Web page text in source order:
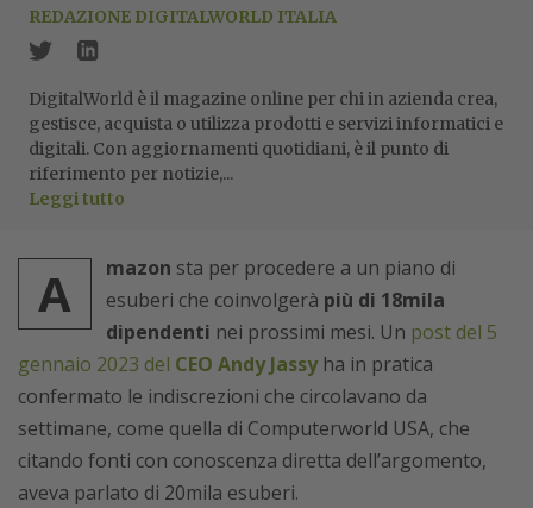
REDAZIONE DIGITALWORLD ITALIA
DigitalWorld è il magazine online per chi in azienda crea,
gestisce, acquista o utilizza prodotti e servizi informatici e
digitali. Con aggiornamenti quotidiani, è il punto di
riferimento per notizie,...
Leggi tutto
A mazon sta per procedere a un piano di
esuberi che coinvolgerà più di 18mila
dipendenti nei prossimi mesi. Un post del 5
gennaio 2023 del CEO Andy Jassyha in pratica
confermato le indiscrezioni che circolavano da
settimane, come quella di Computerworld USA, che
citando fonti con conoscenza diretta dell’argomento,
aveva parlato di 20mila esuberi.